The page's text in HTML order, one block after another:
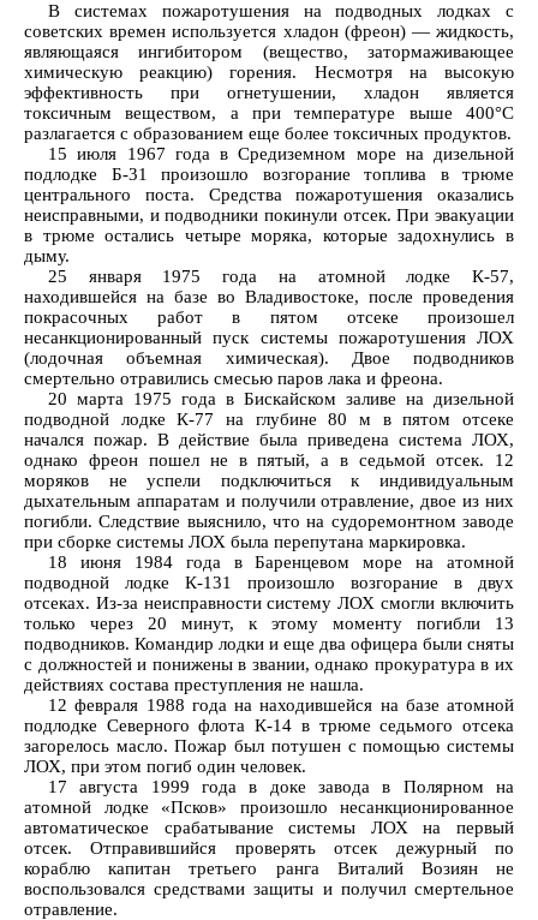
В системах пожаротушения на подводных лодках с
советских времен используется хладон (фреон) — жидкость,
являющаяся ингибитором (вещество, затормаживающее
химическую реакцию) горения. Несмотря на высокую
эффективность при огнетушении, хладон является
токсичным веществом, а при температуре выше 400°С
разлагается с образованием еще более токсичных продуктов.
15 июля 1967 года в Средиземном море на дизельной
подлодке Б-31 произошло возгорание топлива в трюме
центрального поста. Средства пожаротушения оказались
неисправными, и подводники покинули отсек. При эвакуации
в трюме остались четыре моряка, которые задохнулись в
дыму.
25 января 1975 года на атомной лодке К-57,
находившейся на базе во Владивостоке, после проведения
покрасочных работ в пятом отсеке произошел
несанкционированный пуск системы пожаротушения ЛОХ
(лодочная объемная химическая). Двое подводников
смертельно отравились смесью паров лака и фреона.
20 марта 1975 года в Бискайском заливе на дизельной
подводной лодке К-77 на глубине 80 м в пятом отсеке
начался пожар. В действие была приведена система ЛОХ,
однако фреон пошел не в пятый, а в седьмой отсек. 12
моряков не успели подключиться к индивидуальным
дыхательным аппаратам и получили отравление, двое из них
погибли. Следствие выяснило, что на судоремонтном заводе
при сборке системы ЛОХ была перепутана маркировка.
18 июня 1984 года в Баренцевом море на атомной
подводной лодке К-131 произошло возгорание в двух
отсеках. Из-за неисправности систему ЛОХ смогли включить
только через 20 минут, к этому моменту погибли 13
подводников. Командир лодки и еще два офицера были сняты
с должностей и понижены в звании, однако прокуратура в их
действиях состава преступления не нашла.
12 февраля 1988 года на находившейся на базе атомной
подлодке Северного флота К-14 в трюме седьмого отсека
загорелось масло. Пожар был потушен с помощью системы
ЛОХ, при этом погиб один человек.
17 августа 1999 года в доке завода в Полярном на
атомной лодке «Псков» произошло несанкционированное
автоматическое срабатывание системы ЛОХ на первый
отсек. Отправившийся проверять отсек дежурный по
кораблю капитан третьего ранга Виталий Возиян не
воспользовался средствами защиты и получил смертельное
отравление.